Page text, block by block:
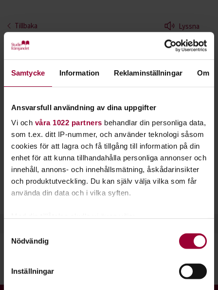
Samtycke Information Reklaminställningar Om
Ansvarsfull användning av dina uppgifter
Vi och våra 1022 partners behandlar din personliga data,
som t.ex. ditt IP-nummer, och använder teknologi såsom
cookies för att lagra och få tillgång till information på din
enhet för att kunna tillhandahålla personliga annonser och
innehåll, annons- och innehållsmätning, åskådarinsikter
och produktutveckling. Du kan själv välja vilka som får
använda din data och i vilka syften.
som kan ha en noggrannhet på upp till flera meter
Ta reda på mer om hur dina personliga uppgifter
Nödvändig
Inställningar
Tillbaka Lyssna
Funkis - Södermanland
Kulturskola startat upp Kulturskola Funkis, för
funktionsnedsättning.
Vi har instrumentkurser i gitarr, piano, elbas, trummor och
sång.
Lektionerna är 30 minuter långa och man får ha med sin
assistent om man vill och behöver.
För mer info, kontakta Niklas Widén:
E-post: niklas.widen@studieframjandet.se
Tel: 018-194603
Dela: E-mail